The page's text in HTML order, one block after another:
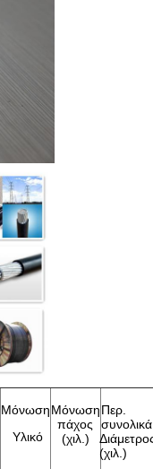
Μόνωση
Υλικό
Μόνωση
πάχος
(χιλ.)
Περ.
συνολικά
(χιλ.)